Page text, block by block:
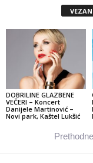
DOBRILINE GLAZBENE
VEČERI – Koncert
Danijele Martinović –
Novi park, Kaštel Lukšić